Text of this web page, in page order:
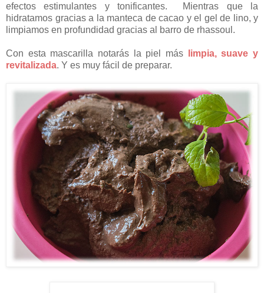
efectos estimulantes y tonificantes. Mientras que la
hidratamos gracias a la manteca de cacao y el gel de lino, y
limpiamos en profundidad gracias al barro de rhassoul.
Con esta mascarilla notarás la piel más
limpia, suave y
revitalizada. Y es muy fácil de preparar.